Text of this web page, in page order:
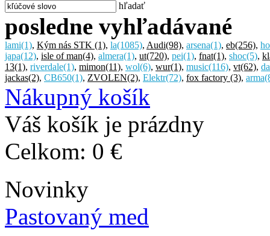
hľadať
posledne vyhľadávané
lami(1), Kým nás STK (1), la(1085), Audi(98), arsena(1), eb(256),
japa(12), isle of man(4), almera(1), ut(720), pei(1), fnat(1), shoc(5),
13(1), riverdale(1), mimon(11), wol(6), wur(1), music(116), vt(62),
jackas(2), CB650(1), ZVOLEN(2), Elektr(72), fox factory (3), arma
Nákupný košík
Váš košík je prázdny
Celkom: 0 €
Novinky
Pastovaný med